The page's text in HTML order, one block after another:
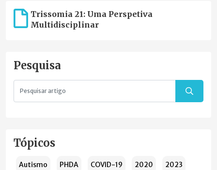
Trissomia 21: Uma Perspetiva
Multidisciplinar
Pesquisa
Tópicos
Autismo PHDA COVID-19 2020 2023